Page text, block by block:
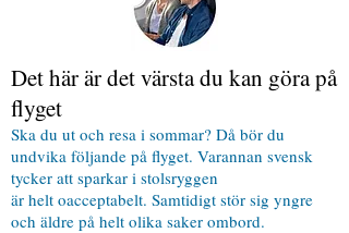
Det här är det värsta du kan göra på
flyget
Ska du ut och resa i sommar? Då bör du
undvika följande på flyget. Varannan svensk
tycker att sparkar i stolsryggen
är helt oacceptabelt. Samtidigt stör sig yngre
och äldre på helt olika saker ombord.